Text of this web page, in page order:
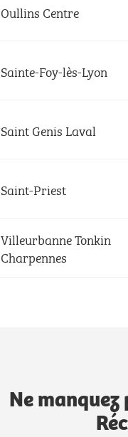
Oullins Centre
Sainte-Foy-lès-Lyon
Saint Genis Laval
Saint-Priest
Villeurbanne Tonkin
Charpennes
Ne